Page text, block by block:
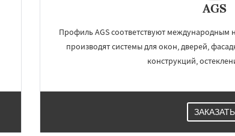
AGS
Профиль AGS соответствуют международным
производят системы для окон, дверей,
конструкций,
ЗАКАЗАТЬ